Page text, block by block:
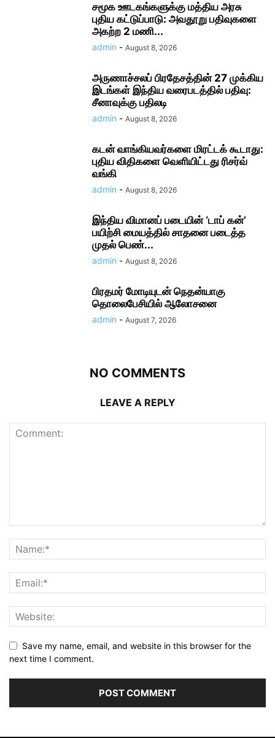
சமூக ஊடகங்களுக்கு மத்திய அரசு
புதிய கட்டுப்பாடு: அவதூறு பதிவுகளை
அகற்ற 2 மணி...
admin - August 8, 2026
அருணாச்சலப் பிரதேசத்தின் 27 முக்கிய
இடங்கள் இந்திய வரைபடத்தில் பதிவு:
சீனாவுக்கு பதிலடி
admin - August 8, 2026
கடன் வாங்கியவர்களை மிரட்டக் கூடாது:
புதிய விதிகளை வெளியிட்டது ரிசர்வ்
வங்கி
admin - August 8, 2026
இந்திய விமானப் படையின் ‘டாப் கன்’
பயிற்சி மையத்தில் சாதனை படைத்த
முதல் பெண்...
admin - August 8, 2026
பிரதமர் மோடி​யுடன் நெதன்யாகு
தொலைபேசியில் ஆலோ​சனை
admin - August 7, 2026
NO COMMENTS
LEAVE A REPLY
Save my name, email, and website in this browser for the
next time I comment.